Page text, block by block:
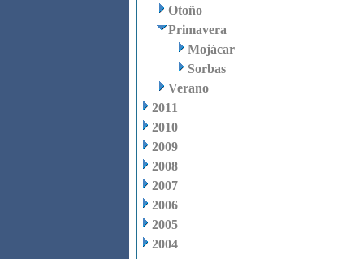
Otoño
Primavera
Mojácar
Sorbas
Verano
2011
2010
2009
2008
2007
2006
2005
2004